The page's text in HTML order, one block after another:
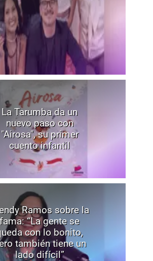
La Tarumba da un
nuevo paso con
"Airosa", su primer
cuento infantil
Ramos sobre la
fama: “La gente se
con lo bonito,
también tiene un
lado difícil”